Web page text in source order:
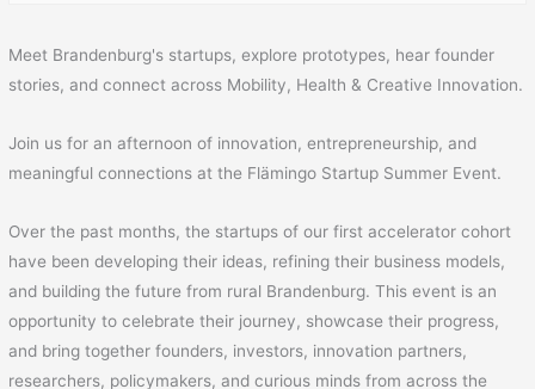
Meet Brandenburg's startups, explore prototypes, hear founder
stories, and connect across Mobility, Health & Creative Innovation.
Join us for an afternoon of innovation, entrepreneurship, and
meaningful connections at the Flämingo Startup Summer Event.
Over the past months, the startups of our first accelerator cohort
have been developing their ideas, refining their business models,
and building the future from rural Brandenburg. This event is an
opportunity to celebrate their journey, showcase their progress,
and bring together founders, investors, innovation partners,
researchers, policymakers, and curious minds from across the